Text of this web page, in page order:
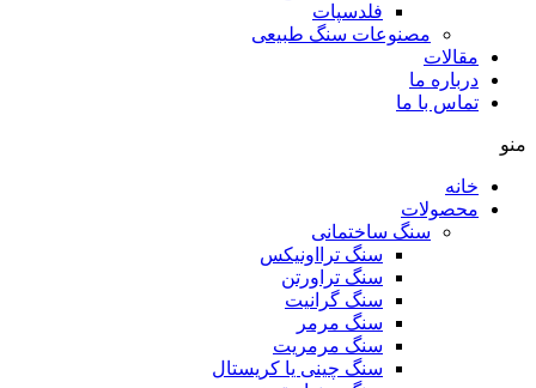
فلدسپات
مصنوعات سنگ طبیعی
مقالات
درباره ما
تماس با ما
منو
خانه
محصولات
سنگ ساختمانی
سنگ ترااونیکس
سنگ تراورتن
سنگ گرانیت
سنگ مرمر
سنگ مرمریت
سنگ چینی یا کریستال